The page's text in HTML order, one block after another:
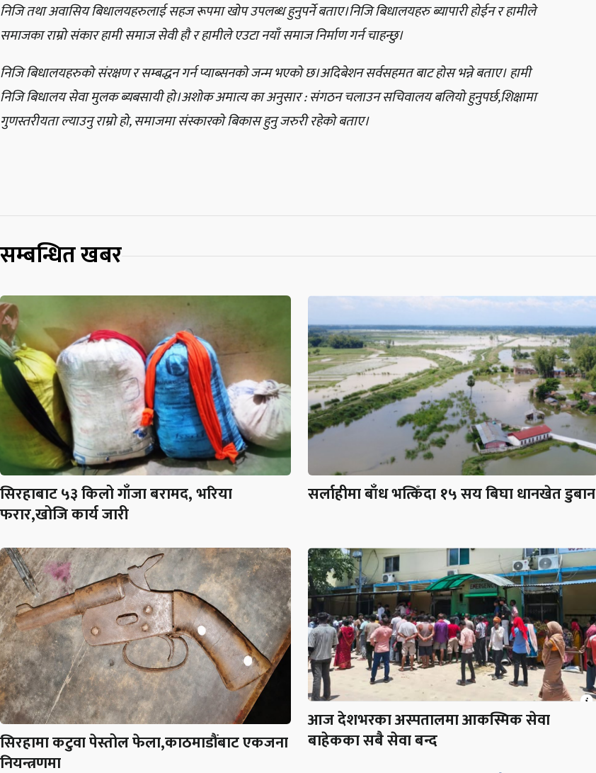
निजि तथा अवासिय बिधालयहरुलाई सहज रूपमा खोप उपलब्ध हुनुपर्ने बताए।निजि बिधालयहरु ब्यापारी होईन र हामीले
समाजका राम्रो संकार हामी समाज सेवी हौ र हामीले एउटा नयाँ समाज निर्माण गर्न चाहन्छु।
निजि बिधालयहरुको संरक्षण र सम्बद्धन गर्न प्याब्सनको जन्म भएको छ।अदिबेशन सर्वसहमत बाट होस भन्ने बताए। हामी
निजि बिधालय सेवा मुलक ब्यबसायी हो।अशोक अमात्य का अनुसार : संगठन चलाउन सचिवालय बलियो हुनुपर्छ,शिक्षामा
गुणस्तरीयता ल्याउनु राम्रो हो, समाजमा संस्कारको बिकास हुनु जरुरी रहेको बताए।
सम्बन्धित खबर
सिरहाबाट ५३ किलो गाँजा बरामद, भरिया
फरार,खोजि कार्य जारी
सर्लाहीमा बाँध भत्किँदा १५ सय बिघा धानखेत डुबान
सिरहामा कटुवा पेस्तोल फेला,काठमाडौंबाट एकजना
नियन्त्रणमा
आज देशभरका अस्पतालमा आकस्मिक सेवा
बाहेकका सबै सेवा बन्द